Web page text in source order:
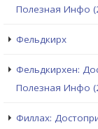
Полезная Инфо
Фельдкирх
Фельдкирхен:
Полезная Инфо
Филлах: